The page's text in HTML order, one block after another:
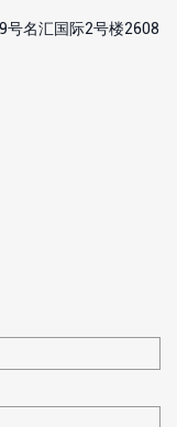
号名汇国际2号楼2608